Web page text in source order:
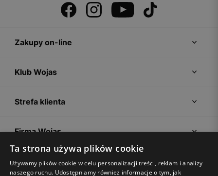
Zakupy on-line
Klub Wojas
Strefa klienta
Firma Wojas
Porady
Ta strona używa plików cookie
Używamy plików cookie w celu personalizacji treści, reklam i analizy
naszego ruchu. Udostępniamy również informacje o tym, jak